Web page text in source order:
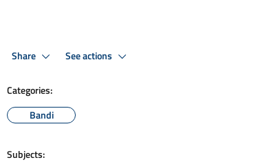
Share See actions
Categories:
Bandi
Subjects: